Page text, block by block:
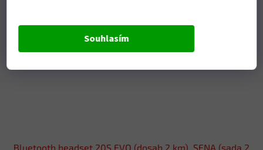
Souhlasím
Bluetooth headset 20S EVO (dosah 2 km), SENA (sada 2